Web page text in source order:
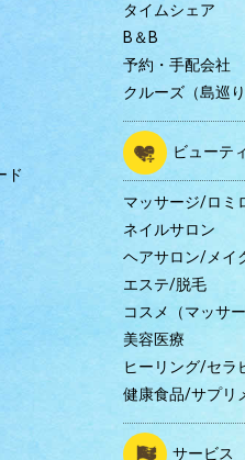
ド
タイムシェア
B＆B
予約・手配会社
クルーズ（島巡り
ビューテ
マッサージ/ロミ
ネイルサロン
ヘアサロン/メイ
エステ/脱毛
コスメ（マッサ
美容医療
ヒーリング/セラ
健康食品/サプリ
サービス